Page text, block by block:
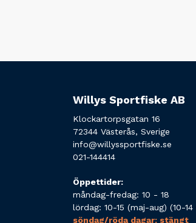
Willys Sportfiske AB
Klockartorpsgatan 16
72344 Västerås, Sverige
info@willyssportfiske.se
021-144414
Öppettider:
måndag-fredag: 10 - 18
lördag: 10-15 (maj-aug) (10-
söndag/röda dagar: stängt